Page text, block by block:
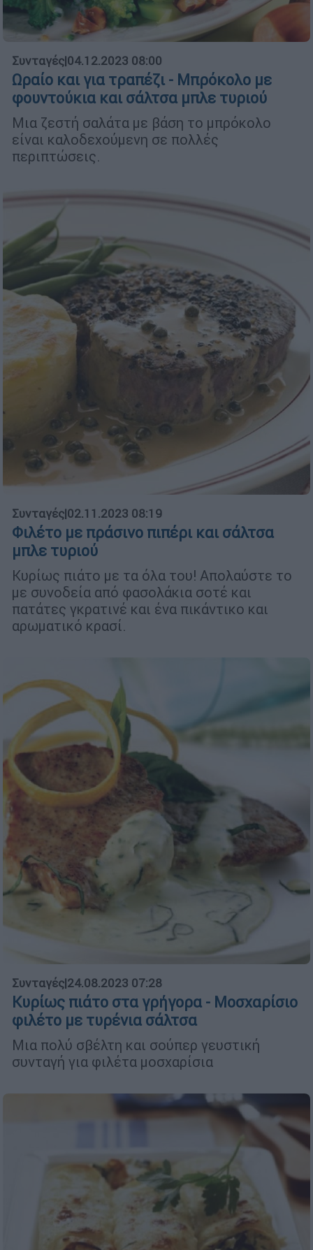
Συνταγές|04.12.2023 08:00
Ωραίο και για τραπέζι - Μπρόκολο με
φουντούκια και σάλτσα μπλε τυριού
Μια ζεστή σαλάτα με βάση το μπρόκολο
είναι καλοδεχούμενη σε πολλές
περιπτώσεις.
Συνταγές|02.11.2023 08:19
Φιλέτο με πράσινο πιπέρι και σάλτσα
μπλε τυριού
Κυρίως πιάτο με τα όλα του! Απολαύστε το
με συνοδεία από φασολάκια σοτέ και
πατάτες γκρατινέ και ένα πικάντικο και
αρωματικό κρασί.
Συνταγές|24.08.2023 07:28
Κυρίως πιάτο στα γρήγορα - Μοσχαρίσιο
φιλέτο με τυρένια σάλτσα
Μια πολύ σβέλτη και σούπερ γευστική
συνταγή για φιλέτα μοσχαρίσια